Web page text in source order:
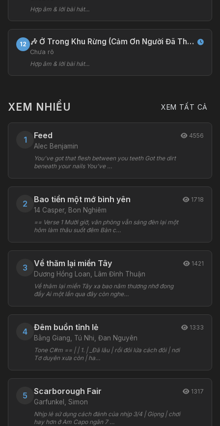
Hợp âm & lời bài hát...
12 🎶 Ở Trong Khu Rừng (Cảm Ơn Người Đã Thức Cùng Tôi OST)
Chưa rõ
Hợp âm & lời bài hát...
XEM NHIỀU XEM TẤT CẢ
1 Feed
Alec Benjamin
You've got that flesh between you teeth Got the dirt
beneath your nails You've …
4556
2 Bao tiền một mớ bình yên
14 Casper, Bon Nghiêm
== Verse 1 Mười giờ, văn phòng vẫn sáng đèn lại một
hôm làm thâu suốt đêm Bàn c…
1718
3 Về thăm lại miền Tây
Dương Hồng Loan, Lâm Đình Thuận
Về thăm lại miền Tây xa bao năm thương nhớ đong
đầy Ai một lần qua đây còn nghe…
1421
4 Đêm buồn tỉnh lẻ
Bằng Giang, Tú Nhi, Đan Nguyên
Tone C#m == | | 1. | _Đã lâu | rồi đôi lứa cách đôi | nơi
Tơ duyên xưa còn | ha…
1333
5 Scarborough Fair
Garfunkel, Simon
Nhịp lẻ sử dụng cách đánh của nhịp 3/4 | Giọng | chơi
hay hơn ở Am Capo ngăn 7 …
1317